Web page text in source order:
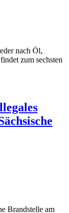
nach Öl,
zum sechsten
Brandstelle am